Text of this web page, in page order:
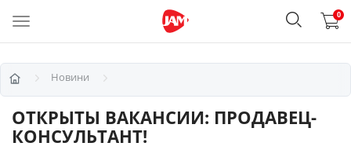
0
Новини
ОТКРЫТЫ ВАКАНСИИ: ПРОДАВЕЦ-
КОНСУЛЬТАНТ!